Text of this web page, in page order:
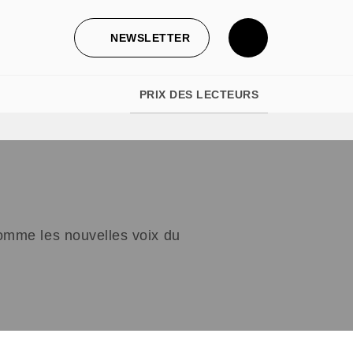
NEWSLETTER
PRIX DES LECTEURS
les nouvelles voix du